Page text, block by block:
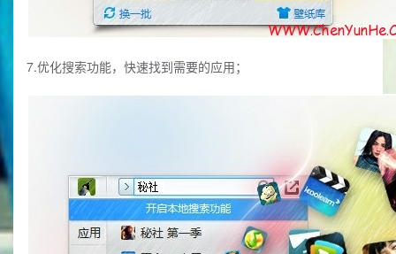
7.优化搜索功能，快速找到需要的应用；